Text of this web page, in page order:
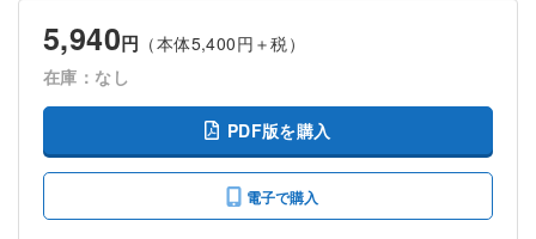
5,940円 （本体5,400円＋税）
在庫：なし
PDF版を購入
電子で購入